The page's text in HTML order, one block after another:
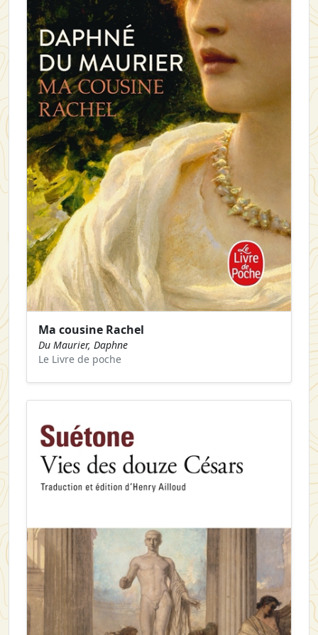
Ma cousine Rachel
Du Maurier, Daphne
Le Livre de poche